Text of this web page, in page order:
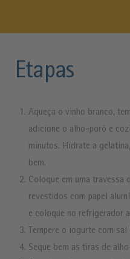
Etapas
Aqueça o vinho branco,
adicione o alho-poró e
minutos. Hidrate a
bem.
Coloque em uma travessa
revestidos com papel
e coloque no refrigerador
Tempere o iogurte com sal
Seque bem as tiras de